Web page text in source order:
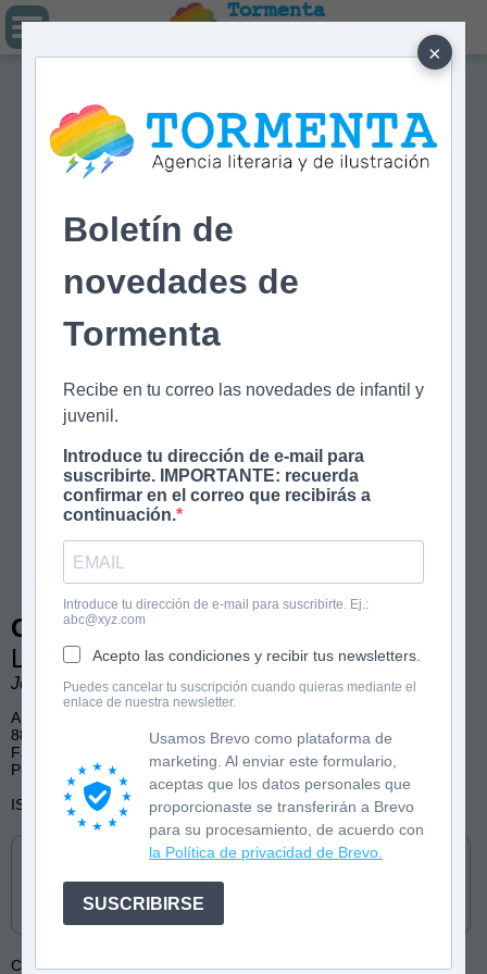
×
Boletín de
novedades de
Tormenta
Recibe en tu correo las novedades de infantil y
juvenil.
Introduce tu dirección de e-mail para
suscribirte. IMPORTANTE: recuerda
confirmar en el correo que recibirás a
continuación.
Introduce tu dirección de e-mail para suscribirte. Ej.:
abc@xyz.com
Acepto las condiciones y recibir tus newsletters.
Puedes cancelar tu suscripción cuando quieras mediante el
enlace de nuestra newsletter.
Usamos Brevo como plataforma de
marketing. Al enviar este formulario,
aceptas que los datos personales que
proporcionaste se transferirán a Brevo
para su procesamiento, de acuerdo con
la Política de privacidad de Brevo.
SUSCRIBIRSE
Tormenta
Olivia Wolf 2
La noche de los monstruos gigantes
José Fragoso
A partir de 7 años
88 páginas, color
Fantasía, Aventura, Humor
Publicado por Nubeocho
ISBN: 9788419253538
Cómpralo en
Colección: Olivia Wolf